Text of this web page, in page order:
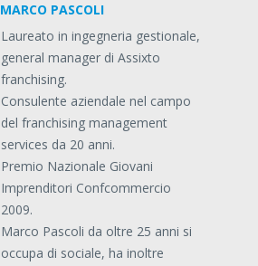
MARCO PASCOLI
Laureato in ingegneria gestionale,
general manager di Assixto
franchising.
Consulente aziendale nel campo
del franchising management
services da 20 anni.
Premio Nazionale Giovani
Imprenditori Confcommercio
2009.
Marco Pascoli da oltre 25 anni si
occupa di sociale, ha inoltre